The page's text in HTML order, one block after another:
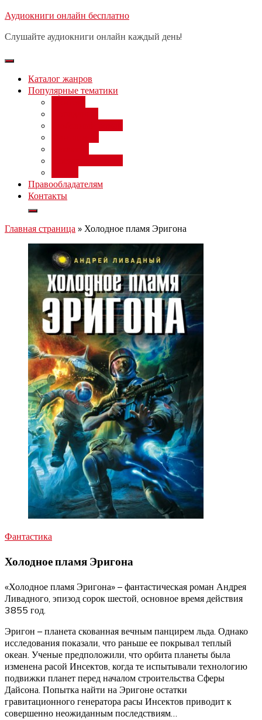
Перейти
содержимому
Аудиокниги онлайн бесплатно
Слушайте аудиокниги онлайн каждый день!
Каталог жанров
Популярные тематики
Правообладателям
Контакты
Главная страница » Холодное пламя Эригона
Фантастика
Холодное пламя Эригона
«Холодное пламя Эригона» – фантастическая роман Андрея
Ливадного, эпизод сорок шестой, основное время действия
3855 год.
Эригон – планета скованная вечным панцирем льда. Однако
исследования показали, что раньше ее покрывал теплый
океан. Ученые предположили, что орбита планеты была
изменена расой Инсектов, когда те испытывали технологию
подвижки планет перед началом строительства Сферы
Дайсона. Попытка найти на Эригоне остатки
гравитационного генератора расы Инсектов приводит к
совершенно неожиданным последствиям…
Бесплатный вебинар: заработок
день